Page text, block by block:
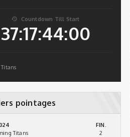
 Countdown Till Start
37:17:43:59
pointages
FIN.
Titans
2